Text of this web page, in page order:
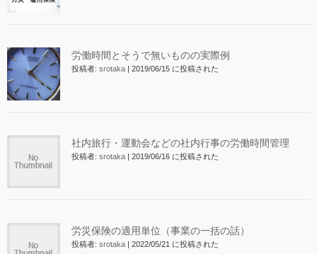
労働時間とそうで無いものの実際例
投稿者: srotaka | 2019/06/15 に投稿された
社内旅行・運動会などの社内行事の労働時間管理
投稿者: srotaka | 2019/06/16 に投稿された
労災保険の適用単位（事業の一括の話）
投稿者: srotaka | 2022/05/21 に投稿された